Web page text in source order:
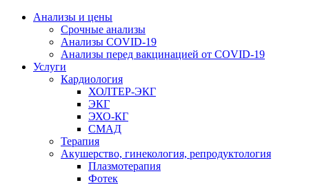
Анализы и цены
Срочные анализы
Анализы COVID-19
Анализы перед вакцинацией от COVID-19
Услуги
Кардиология
ХОЛТЕР-ЭКГ
ЭКГ
ЭХО-КГ
СМАД
Терапия
Акушерство, гинекология, репродуктология
Плазмотерапия
Фотек